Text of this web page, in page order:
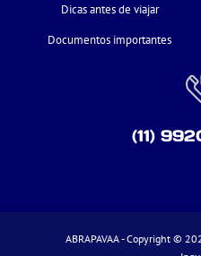
Dicas antes de viajar
Documentos importantes
(11)
ABRAPAVAA - Copyright ©